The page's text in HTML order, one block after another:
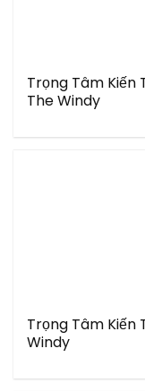
Trọng Tâm Kiến
The Windy
Trọng Tâm Kiến
Windy